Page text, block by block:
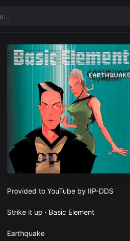
Provided to YouTube by IIP-DDS
Strike it up · Basic Element
Earthquake